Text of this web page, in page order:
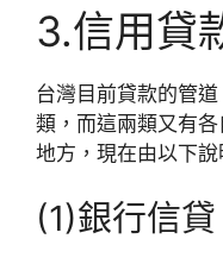
3.信用貸
台灣目前貸款的管
類，而這兩類又有
地方，現在由以下說
(1)銀行信貸